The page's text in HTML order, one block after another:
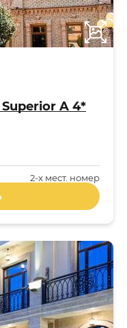
A 4*
2-x мест. номер